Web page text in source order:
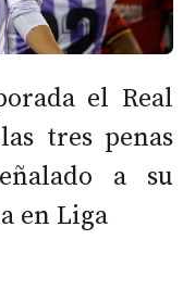
el Real
tres penas
a su
en Liga